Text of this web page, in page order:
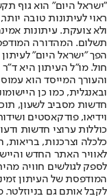
"ישראל היום" הוא גוף
ראוי לעיתונות טובה
ולא צועקת. עיתונות
הפך "ישראל היום"
חול. מו"ל העיתון היא
והעורך המייסד הוא
חדשות מסביב לשעון,
וידיאו, פודקאסטים
כוללות ערוצי חדשות
לאוויר האתר החדש
לספק לגולשים חוויה
המודפסת של העיתון
לקבל אותם גם